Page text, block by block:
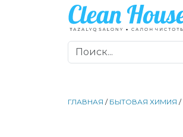
ГЛАВНАЯ / БЫТОВАЯ ХИМИЯ /